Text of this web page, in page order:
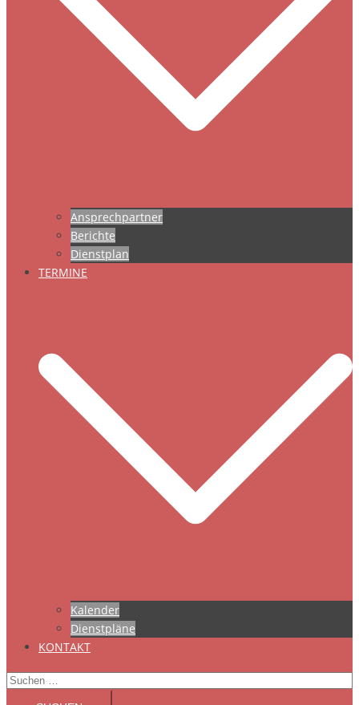
Ansprechpartner
Berichte
Dienstplan
TERMINE
Kalender
Dienstpläne
KONTAKT
Suchen
nach: